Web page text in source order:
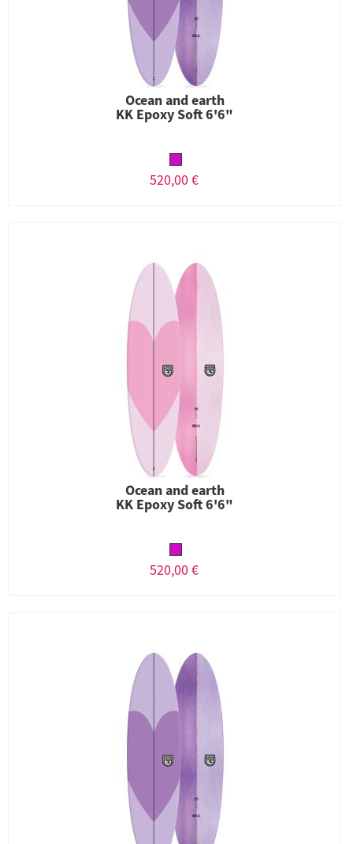
Ocean and earth
KK Epoxy Soft 6'6"
520,00 €
Ocean and earth
KK Epoxy Soft 6'6"
520,00 €